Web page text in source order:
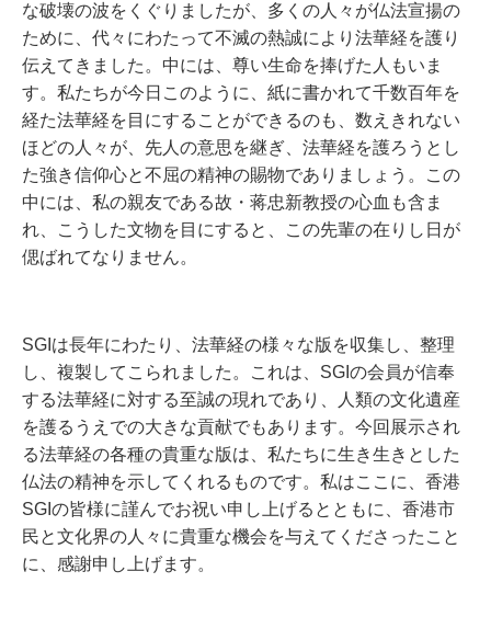
な破壊の波をくぐりましたが、多くの人々が仏法宣揚の
ために、代々にわたって不滅の熱誠により法華経を護り
伝えてきました。中には、尊い生命を捧げた人もいま
す。私たちが今日このように、紙に書かれて千数百年を
経た法華経を目にすることができるのも、数えきれない
ほどの人々が、先人の意思を継ぎ、法華経を護ろうとし
た強き信仰心と不屈の精神の賜物でありましょう。この
中には、私の親友である故・蒋忠新教授の心血も含ま
れ、こうした文物を目にすると、この先輩の在りし日が
偲ばれてなりません。
SGIは長年にわたり、法華経の様々な版を収集し、整理
し、複製してこられました。これは、SGIの会員が信奉
する法華経に対する至誠の現れであり、人類の文化遺産
を護るうえでの大きな貢献でもあります。今回展示され
る法華経の各種の貴重な版は、私たちに生き生きとした
仏法の精神を示してくれるものです。私はここに、香港
SGIの皆様に謹んでお祝い申し上げるとともに、香港市
民と文化界の人々に貴重な機会を与えてくださったこと
に、感謝申し上げます。